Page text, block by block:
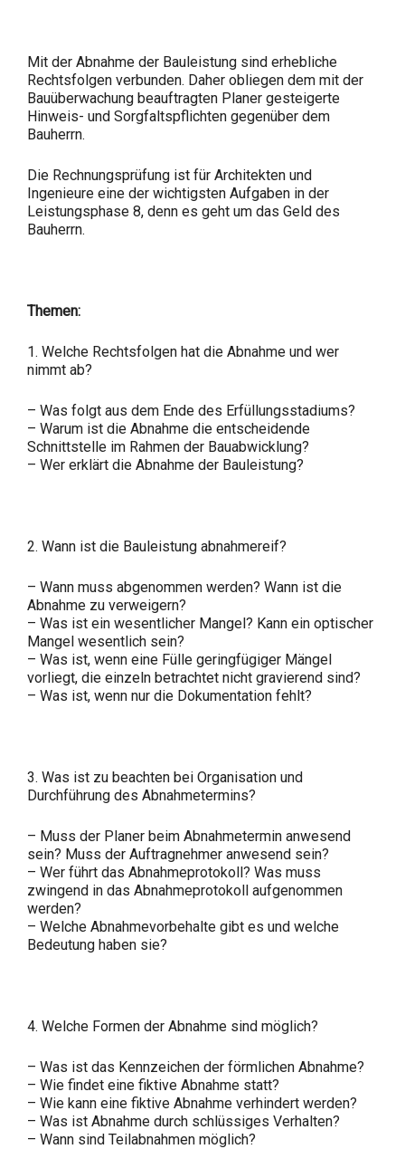
Mit der Abnahme der Bauleistung sind erhebliche
Rechtsfolgen verbunden. Daher obliegen dem mit der
Bauüberwachung beauftragten Planer gesteigerte
Hinweis- und Sorgfaltspflichten gegenüber dem
Bauherrn.
Die Rechnungsprüfung ist für Architekten und
Ingenieure eine der wichtigsten Aufgaben in der
Leistungsphase 8, denn es geht um das Geld des
Bauherrn.
Themen:
1. Welche Rechtsfolgen hat die Abnahme und wer
nimmt ab?
– Was folgt aus dem Ende des Erfüllungsstadiums?
– Warum ist die Abnahme die entscheidende
Schnittstelle im Rahmen der Bauabwicklung?
– Wer erklärt die Abnahme der Bauleistung?
2. Wann ist die Bauleistung abnahmereif?
– Wann muss abgenommen werden? Wann ist die
Abnahme zu verweigern?
– Was ist ein wesentlicher Mangel? Kann ein optischer
Mangel wesentlich sein?
– Was ist, wenn eine Fülle geringfügiger Mängel
vorliegt, die einzeln betrachtet nicht gravierend sind?
– Was ist, wenn nur die Dokumentation fehlt?
3. Was ist zu beachten bei Organisation und
Durchführung des Abnahmetermins?
– Muss der Planer beim Abnahmetermin anwesend
sein? Muss der Auftragnehmer anwesend sein?
– Wer führt das Abnahmeprotokoll? Was muss
zwingend in das Abnahmeprotokoll aufgenommen
werden?
– Welche Abnahmevorbehalte gibt es und welche
Bedeutung haben sie?
4. Welche Formen der Abnahme sind möglich?
– Was ist das Kennzeichen der förmlichen Abnahme?
– Wie findet eine fiktive Abnahme statt?
– Wie kann eine fiktive Abnahme verhindert werden?
– Was ist Abnahme durch schlüssiges Verhalten?
– Wann sind Teilabnahmen möglich?